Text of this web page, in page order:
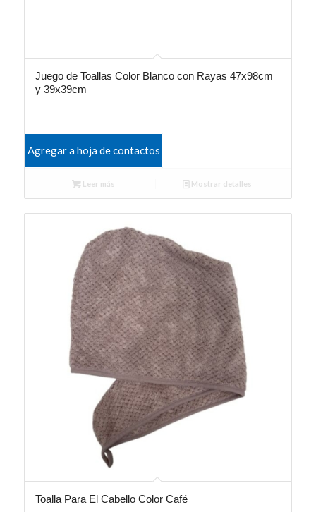
Juego de Toallas Color Blanco con Rayas 47x98cm
y 39x39cm
Agregar a hoja de contactos
Leer más Mostrar detalles
Toalla Para El Cabello Color Café